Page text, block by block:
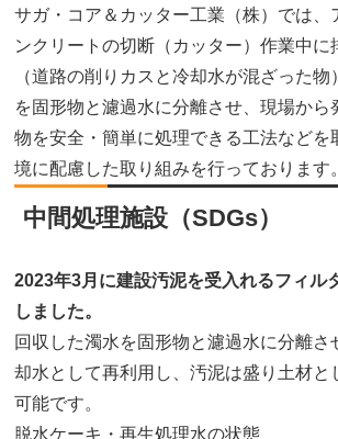
サガ・コア＆カッター工業（株）では、
ンクリートの切断（カッター）作業中に
（道路の削りカスと冷却水が混ざった
を固形物と濾過水に分離させ、現場から
物を安全・簡単に処理できる工法などを
境に配慮した取り組みを行っております。
中間処理施設（SDGs）
2023年3月に建設汚泥を受入れるフィル
しました。
回収した濁水を固形物と濾過水に分離さ
却水として再利用し、汚泥は盛り土材と
可能です。
脱水ケーキ・再生処理水の状態